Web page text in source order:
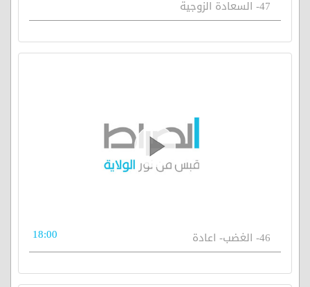
47- السعادة الزوجية
46- الغضب- اعادة 18:00